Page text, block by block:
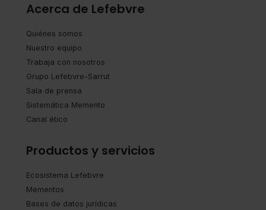
Acerca de Lefebvre
Quiénes somos
Nuestro equipo
Trabaja con nosotros
Grupo Lefebvre-Sarrut
Sala de prensa
Sistemática Memento
Canal ético
Productos y servicios
Ecosistema Lefebvre
Mementos
Bases de datos jurídicas